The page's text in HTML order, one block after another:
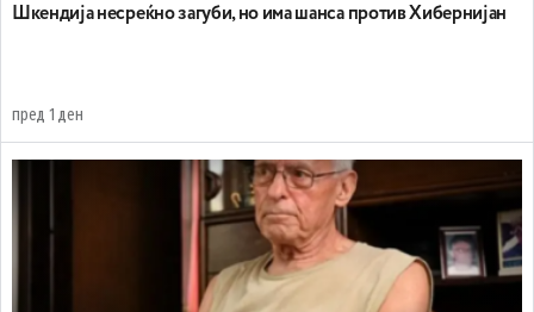
Шкендија несреќно загуби, но има шанса против Хибернијан
пред 1 ден